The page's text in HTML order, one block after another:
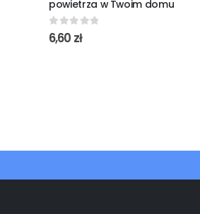
powietrza w Twoim domu
0out of 5
6,60 zł